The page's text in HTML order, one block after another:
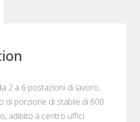
2 a 6 postazioni di lavoro,
di porzione di stabile di 600
adibito a centro uffici.